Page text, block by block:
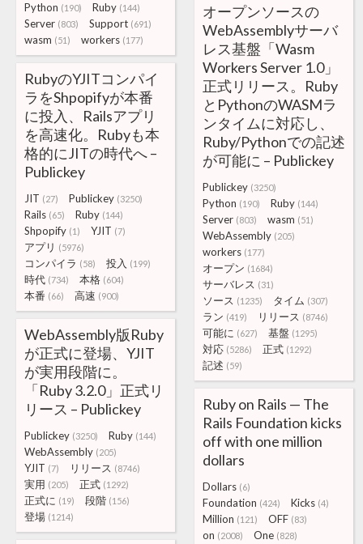
Python (190) Ruby (144)
Server (803) Support (691)
wasm (51) workers (177)
オープンソースの
WebAssemblyサーバ
レス基盤「Wasm
Workers Server 1.0」
正式リリース。Ruby
とPythonのWASMラ
ンタイムに対応し、
Ruby/Pythonでの記述
が可能に – Publickey
Publickey (3250)
Python (190) Ruby (144)
Server (803) wasm (51)
WebAssembly (205)
workers (177)
オープン (1684)
サーバレス (31)
ソース (1235) タイム (307)
ラン (419) リリース (8746)
可能に (627) 基盤 (1295)
対応 (5286) 正式 (1292)
記述 (59)
RubyのYJITコンパイ
ラをShpopifyが本番
に投入、Railsアプリ
を高速化。Rubyも本
格的にJITの時代へ –
Publickey
JIT (27) Publickey (3250)
Rails (65) Ruby (144)
Shpopify (1) YJIT (7)
アプリ (5976)
コンパイラ (58) 投入 (199)
時代 (734) 本格 (604)
本番 (66) 高速 (900)
WebAssembly版Ruby
が正式に登場、YJIT
が実用段階に。
「Ruby 3.2.0」正式リ
リース – Publickey
Publickey (3250) Ruby (144)
WebAssembly (205)
YJIT (7) リリース (8746)
実用 (205) 正式 (1292)
正式に (19) 段階 (156)
登場 (1214)
Ruby on Rails — The
Rails Foundation kicks
off with one million
dollars
Dollars (6)
Foundation (424) Kicks (4)
Million (121) OFF (83)
on (2008) One (828)